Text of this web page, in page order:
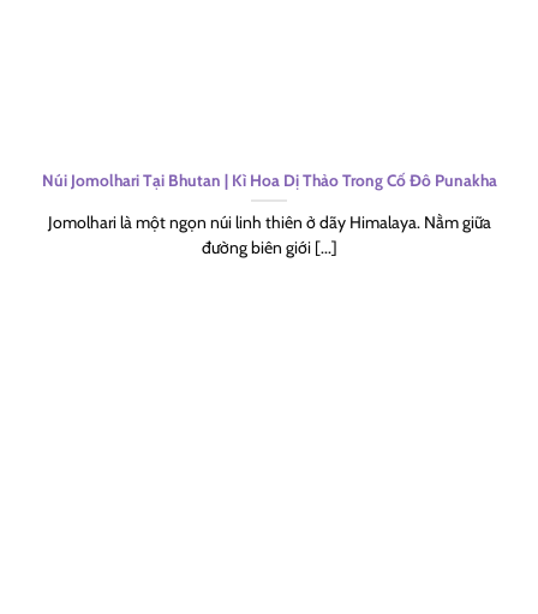
Núi Jomolhari Tại Bhutan | Kì Hoa Dị Thảo Trong Cố Đô Punakha
Jomolhari là một ngọn núi linh thiên ở dãy Himalaya. Nằm giữa
đường biên giới [...]